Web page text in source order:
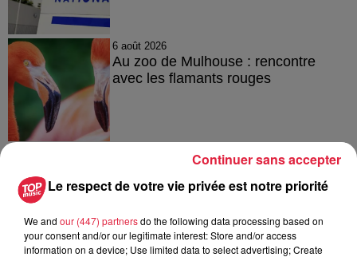
6 août 2026
Au zoo de Mulhouse : rencontre
avec les flamants rouges
À découvrir également
Le respect de votre vie privée est notre priorité
We and our (447) partnersdo the following data processing based on
your consent and/or our legitimate interest: Store and/or access
information on a device; Use limited data to select advertising; Create
Continuer sans accepter